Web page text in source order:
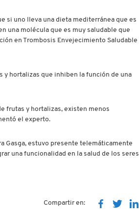
si uno lleva una dieta mediterránea que es
una molécula que es muy saludable que
en Trombosis Envejecimiento Saludable
y hortalizas que inhiben la función de una
frutas y hortalizas, existen menos
el experto.
Gasga, estuvo presente telemáticamente
una funcionalidad en la salud de los seres
Compartir en: